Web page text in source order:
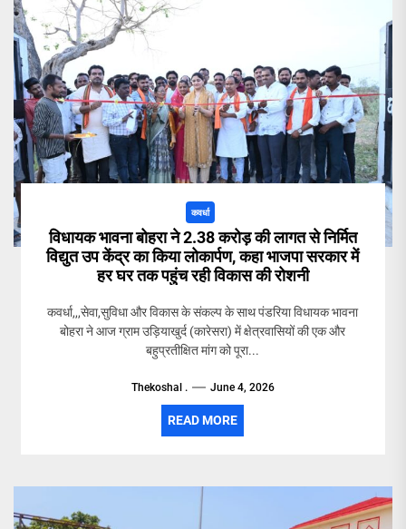
कवर्धा
विधायक भावना बोहरा ने 2.38 करोड़ की लागत से निर्मित
विद्युत उप केंद्र का किया लोकार्पण, कहा भाजपा सरकार में
हर घर तक पहुंच रही विकास की रोशनी
कवर्धा,,,सेवा,सुविधा और विकास के संकल्प के साथ पंडरिया विधायक भावना
बोहरा ने आज ग्राम उड़ियाखुर्द (कारेसरा) में क्षेत्रवासियों की एक और
बहुप्रतीक्षित मांग को पूरा...
Thekoshal . June 4, 2026
READ MORE